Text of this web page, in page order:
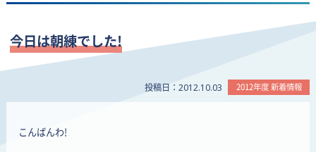
今日は朝練でした!
投稿日：2012.10.03 2012年度 新着情報
こんばんわ!